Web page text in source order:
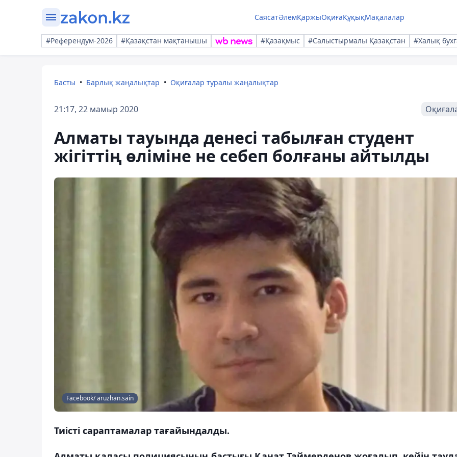
СаясатӘлемҚаржыОқиғаҚұқықМақалалар
#Референдум-2026 #Қазақстан мақтанышы #Қазақмыс #Салыстырмалы Қазақстан #Халық
Басты Барлық жаңалықтар Оқиғалар туралы жаңалықтар
21:17, 22 мамыр 2020
Алматы тауында денесі табылған студент
жігіттің өліміне не себеп болғаны айтылды
Facebook/ aruzhan.sain
Тиісті сараптамалар тағайындалды.